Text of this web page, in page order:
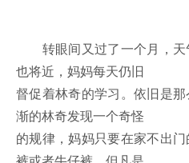
第二
转眼间又过了一个月，天
也将近，妈妈每天仍旧
督促着林奇的学习。依旧是
渐的林奇发现一个奇怪
的规律，妈妈只要在家不出